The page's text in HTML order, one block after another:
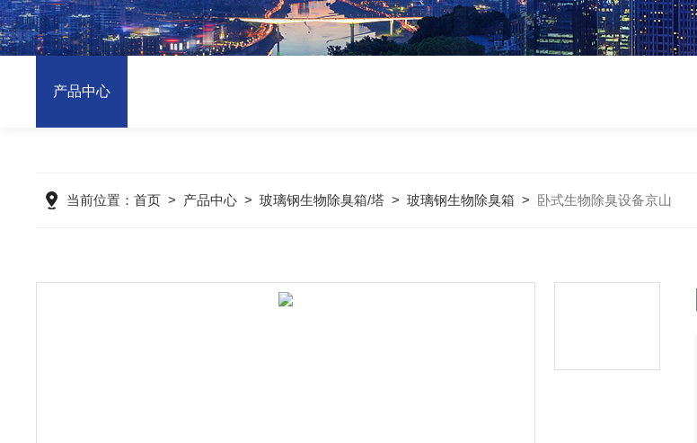
产品中心
当前位置：首页 > 产品中心 >玻璃钢生物除臭箱/塔 >玻璃钢生物除臭箱 > 卧式生物除臭设备京山